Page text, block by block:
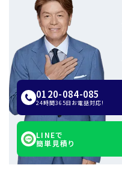
0120-084-085
24時間365日お電話対応!
LINEで
簡単見積り